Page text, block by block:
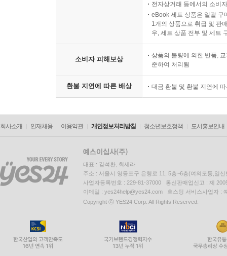
전자상거래 등에서의 소비
eBook 세트 상품은 일괄 구
1개의 상품으로 취급 및 판
우, 세트 상품 전부 및 세트
소비자 피해보상
상품의 불량에 의한 반품,
준하여 처리됨
환불 지연에 따른 배상 대금 환불 및 환불 지연에
회사소개 인재채용 이용약관 개인정보처리방침 청소년보호정책 도서홍보안내
대표 : 김석환, 최세라
주소 : 서울시 영등포구 은행로 11, 5층~6층(여의도동,일신
사업자등록번호 : 229-81-37000 통신판매업신고 : 제
이메일 : yes24help@yes24.com 호스팅 서비스사업자 :
Copyright ⓒ YES24 Corp. All Rights Reserved.